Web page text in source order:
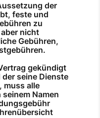
der
feste und
zu
nicht
Gebühren,
gekündigt
seine Dienste
muss alle
Namen